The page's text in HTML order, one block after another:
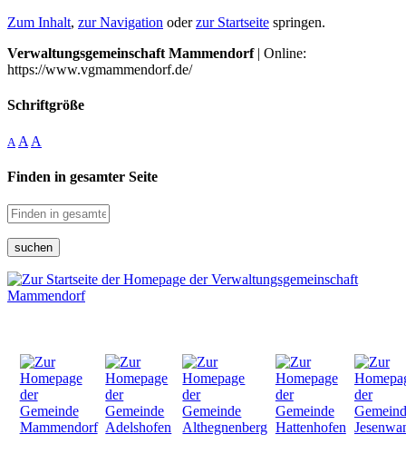
Zum Inhalt, zur Navigation oderzur Startseite springen.
Verwaltungsgemeinschaft Mammendorf| Online:
https://www.vgmammendorf.de/
Schriftgröße
A A A
Finden in gesamter Seite
suchen